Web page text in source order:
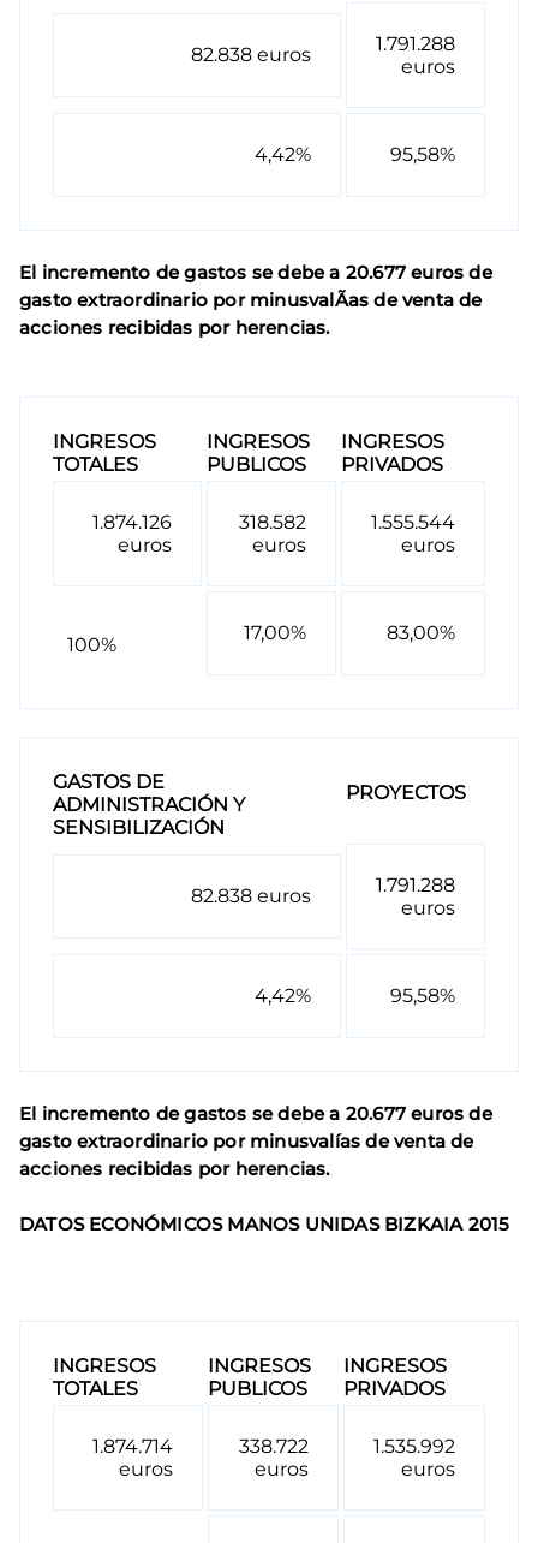
82.838 euros
1.791.288
euros
4,42% 95,58%
El incremento de gastos se debe a 20.677 euros de
gasto extraordinario por minusvalÃ­as de venta de
acciones recibidas por herencias.
INGRESOS
TOTALES
INGRESOS
PUBLICOS
INGRESOS
PRIVADOS
1.874.126
euros
318.582
euros
1.555.544
euros
100%
17,00% 83,00%
GASTOS DE
ADMINISTRACIÓN Y
SENSIBILIZACIÓN
PROYECTOS
82.838 euros
1.791.288
euros
4,42% 95,58%
El incremento de gastos se debe a 20.677 euros de
gasto extraordinario por minusvalías de venta de
acciones recibidas por herencias.
DATOS ECONÓMICOS MANOS UNIDAS BIZKAIA 2015
INGRESOS
TOTALES
INGRESOS
PUBLICOS
INGRESOS
PRIVADOS
1.874.714
euros
338.722
euros
1.535.992
euros